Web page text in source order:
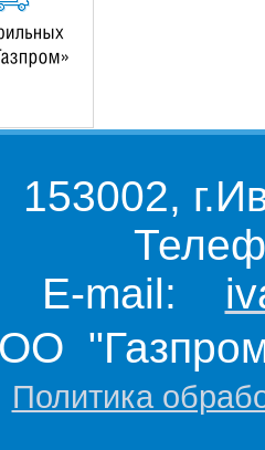
E-mail:
"Газпром
Политика